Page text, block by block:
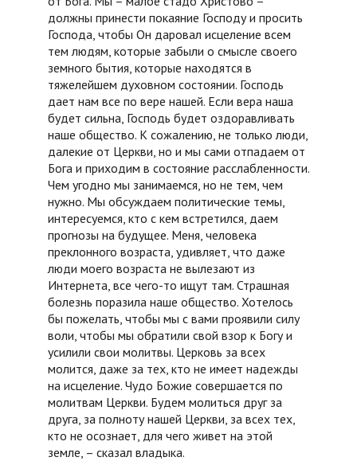
должны принести покаяние Господу и просить
Господа, чтобы Он даровал исцеление всем
тем людям, которые забыли о смысле своего
земного бытия, которые находятся в
тяжелейшем духовном состоянии. Господь
дает нам все по вере нашей. Если вера наша
будет сильна, Господь будет оздоравливать
наше общество. К сожалению, не только люди,
далекие от Церкви, но и мы сами отпадаем от
Бога и приходим в состояние расслабленности.
Чем угодно мы занимаемся, но не тем, чем
нужно. Мы обсуждаем политические темы,
интересуемся, кто с кем встретился, даем
прогнозы на будущее. Меня, человека
преклонного возраста, удивляет, что даже
люди моего возраста не вылезают из
Интернета, все чего-то ищут там. Страшная
болезнь поразила наше общество. Хотелось
бы пожелать, чтобы мы с вами проявили силу
воли, чтобы мы обратили свой взор к Богу и
усилили свои молитвы. Церковь за всех
молится, даже за тех, кто не имеет надежды
на исцеление. Чудо Божие совершается по
молитвам Церкви. Будем молиться друг за
друга, за полноту нашей Церкви, за всех тех,
кто не осознает, для чего живет на этой
земле, – сказал владыка.